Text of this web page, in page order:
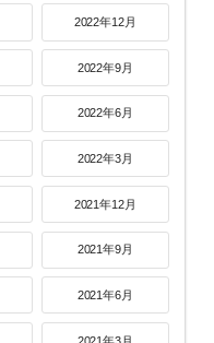
2022年12月
2022年9月
2022年6月
2022年3月
2021年12月
2021年9月
2021年6月
2021年3月